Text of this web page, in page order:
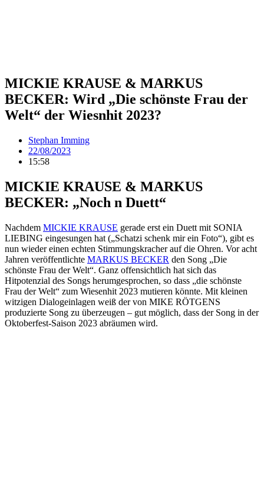
MICKIE KRAUSE & MARKUS
BECKER: Wird „Die schönste Frau der
Welt“ der Wiesnhit 2023?
Stephan Imming
22/08/2023
15:58
MICKIE KRAUSE & MARKUS
BECKER: „Noch n Duett“
Nachdem MICKIE KRAUSE gerade erst ein Duett mit SONIA
LIEBING eingesungen hat („Schatzi schenk mir ein Foto“), gibt es
nun wieder einen echten Stimmungskracher auf die Ohren. Vor acht
Jahren veröffentlichte MARKUS BECKER den Song „Die
schönste Frau der Welt“. Ganz offensichtlich hat sich das
Hitpotenzial des Songs herumgesprochen, so dass „die schönste
Frau der Welt“ zum Wiesenhit 2023 mutieren könnte. Mit kleinen
witzigen Dialogeinlagen weiß der von MIKE RÖTGENS
produzierte Song zu überzeugen – gut möglich, dass der Song in der
Oktoberfest-Saison 2023 abräumen wird.